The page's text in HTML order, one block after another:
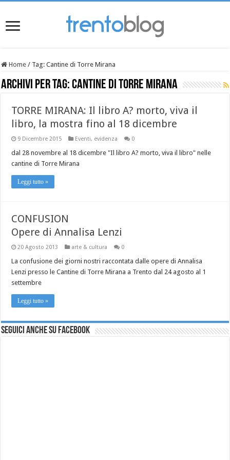
Home / Tag:Cantine di Torre Mirana
Archivi per tag:Cantine di Torre Mirana
TORRE MIRANA: Il libro A? morto, viva il
libro, la mostra fino al 18 dicembre
9 Dicembre 2015 Eventi, evidenza 0
dal 28 novembre al 18 dicembre "Il libro A? morto, viva il libro" nelle
cantine di Torre Mirana
Leggi tutto »
CONFUSION
Opere di Annalisa Lenzi
20 Agosto 2013 arte & cultura 0
La confusione dei giorni nostri raccontata dalle opere di Annalisa
Lenzi presso le Cantine di Torre Mirana a Trento dal 24 agosto al 1
settembre
Leggi tutto »
Seguici anche su Facebook